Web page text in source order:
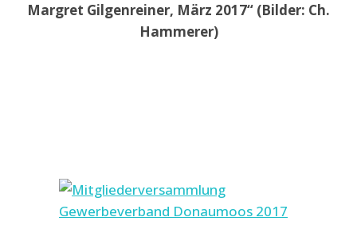
Margret Gilgenreiner, März 2017“ (Bilder: Ch.
Hammerer)